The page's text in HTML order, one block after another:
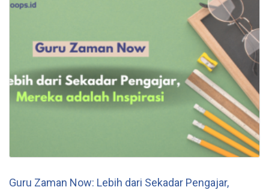
Guru Zaman Now: Lebih dari Sekadar Pengajar,